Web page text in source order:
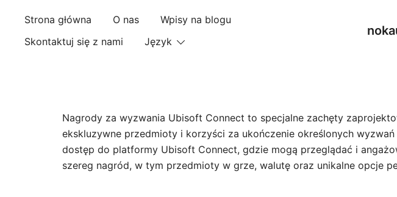
content
Strona główna O nas
Wpisy na blogu
Skontaktuj się z nami
Język
Nagrody za wyzwania Ubisoft Connect to specjalne zachęty
ekskluzywne przedmioty i korzyści za ukończenie określonych
dostęp do platformy Ubisoft Connect, gdzie mogą przeglądać i
szereg nagród, w tym przedmioty w grze, walutę oraz unikalne opcje